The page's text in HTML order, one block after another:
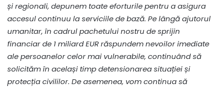
și regionali, depunem toate eforturile pentru a asigura
accesul continuu la serviciile de bază. Pe lângă ajutorul
umanitar, în cadrul pachetului nostru de sprijin
financiar de 1 miliard EUR răspundem nevoilor imediate
ale persoanelor celor mai vulnerabile, continuând să
solicităm în același timp detensionarea situației și
protecția civililor. De asemenea, vom continua să